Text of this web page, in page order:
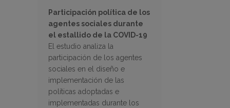
Participación política de los
agentes sociales durante
el estallido de la COVID-19
El estudio analiza la
participación de los agentes
sociales en el diseño e
implementación de las
políticas adoptadas e
implementadas durante los